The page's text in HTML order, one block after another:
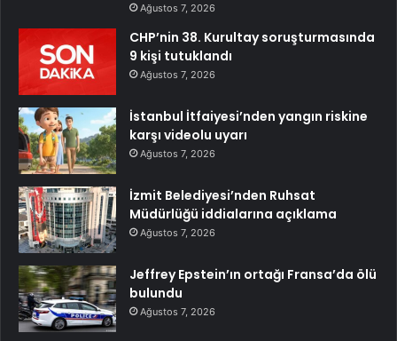
Ağustos 7, 2026
CHP’nin 38. Kurultay soruşturmasında
9 kişi tutuklandı
Ağustos 7, 2026
İstanbul İtfaiyesi’nden yangın riskine
karşı videolu uyarı
Ağustos 7, 2026
İzmit Belediyesi’nden Ruhsat
Müdürlüğü iddialarına açıklama
Ağustos 7, 2026
Jeffrey Epstein’ın ortağı Fransa’da ölü
bulundu
Ağustos 7, 2026